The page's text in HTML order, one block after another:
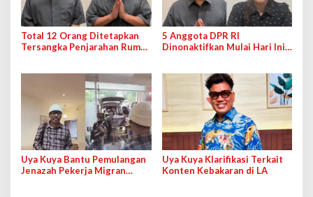
Total 12 Orang Ditetapkan
Tersangka Penjarahan Rumah
5 Anggota DPR RI
Dinonaktifkan Mulai Hari Ini,
Uya Kuya Bantu Pemulangan
Jenazah Pekerja Migran
Uya Kuya Klarifikasi Terkait
Konten Kebakaran di LA